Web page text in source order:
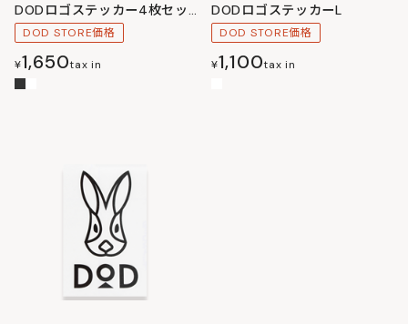
DODロゴステッカー4枚セット(S&M)
DOD STORE価格
¥1,650tax in
DODロゴステッカーL
DOD STORE価格
¥1,100tax in